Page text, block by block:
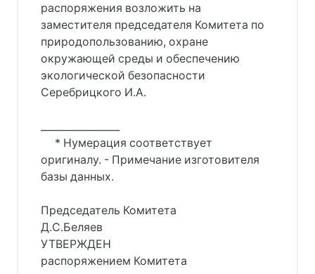
распоряжения возложить на
заместителя председателя Комитета по
природопользованию, охране
окружающей среды и обеспечению
экологической безопасности
Серебрицкого И.А.
* Нумерация соответствует
оригиналу. - Примечание изготовителя
базы данных.
Председатель Комитета
Д.С.Беляев
УТВЕРЖДЕН
распоряжением Комитета